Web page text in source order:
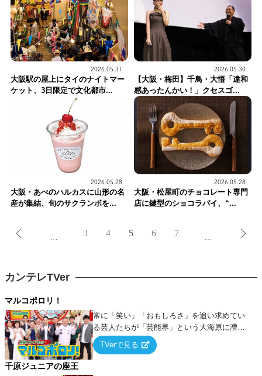
2026.05.31
大阪駅の屋上にタイのナイトマー
ケット、3日限定で文化都市...
2026.05.30
【大阪・梅田】千鳥・大悟「違和
感あったんかい！」クセスゴ...
2026.05.28
大阪・あべのハルカスに山形の名
産が集結、旬のサクランボを...
2026.05.28
大阪・松屋町のチョコレート専門
店に鍵型のショコラパイ、“...
… 3 4 5 6 7 …
カンテレTVer
マルコポロリ！
常に「笑い」「おもしろさ」を追い求めてい
る芸人たちが「芸能界」という大海原に漕ぎ
出でて、新たなオモシロ人間を発掘する！
TVerで見る
千原ジュニアの座王